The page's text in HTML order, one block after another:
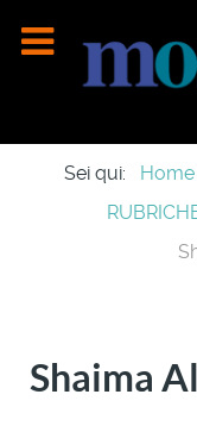
Sei qui: Home
Shaima